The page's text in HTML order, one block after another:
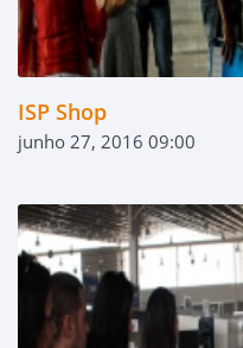
ISP Shop
junho 27, 2016 09:00